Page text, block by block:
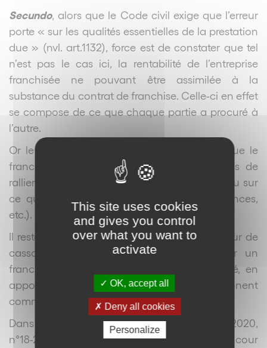
Secundo, alors que le Code civil exige que l’erreur
porte « sur les qualités essentielles de la prestation
due » (nvl. art.1132), force est de constater que tel
n’est pas le cas ici, la rentabilité de l’entreprise
franchisée ne pouvant être assimilée à la
substance du contrat de franchise. Celle-ci en effet
se compose de ce que chaque partie a procuré à
l’autre.
Or le franchisé ne s’est pas mépris sur ce que le
franchiseur lui a procuré (savoir-faire, signes de
ralliement de la clientèle et assistance, etc.) ou sur
ce qu’il lui a procuré (droit d’entrée, redevances,
etc.).
Il reste que deux décisions récentes de la Cour de
cassation ont réaffirmé la possibilité pour un
franchisé d’invoquer l’erreur sur la rentabilité, en
apportant toutefois des précisions qui résonnent
comme autant de limites.
Dans la première décision (Cass. com., 10 juin 2020,
n°18-21536), la Cour de cassation approuve la cour
This site uses cookies
and gives you control
over what you want to
activate
OK, accept all
Deny all cookies
Personalize